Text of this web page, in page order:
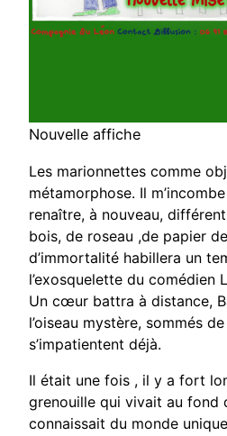
Nouvelle affiche
Les marionnettes comme
métamorphose. Il
renaître, à nouveau,
bois, de roseau ,de papier
d’immortalité habillera un
l’exosquelette du comédien
Un cœur battra à distance,
l’oiseau mystère, sommés
s’impatientent déjà.
Il était une fois , il y a fort
grenouille qui vivait au fond
connaissait du monde